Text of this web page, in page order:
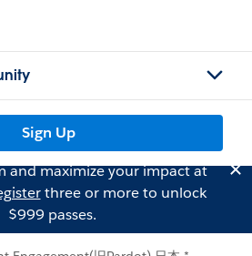
Sign Up
and maximize your impact at
three or more to unlock
$999 passes.